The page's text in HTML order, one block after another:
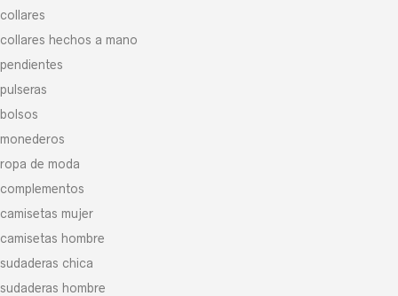
collares
collares hechos a mano
pendientes
pulseras
bolsos
monederos
ropa de moda
complementos
camisetas mujer
camisetas hombre
sudaderas chica
sudaderas hombre